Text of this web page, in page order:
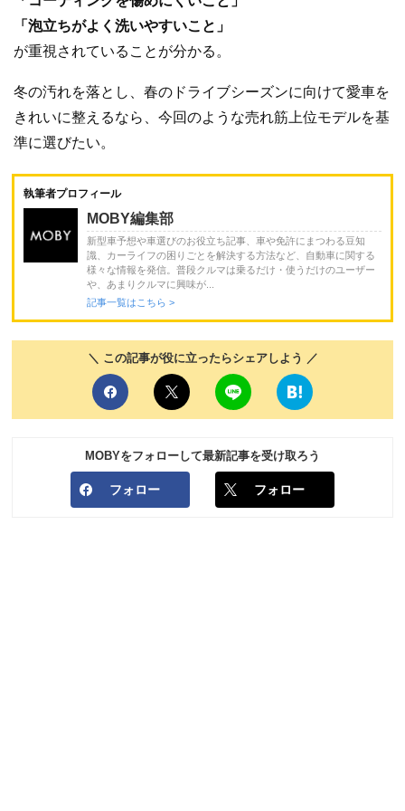
「泡立ちがよく洗いやすいこと」
が重視されていることが分かる。
冬の汚れを落とし、春のドライブシーズンに向けて愛車を
きれいに整えるなら、今回のような売れ筋上位モデルを基
準に選びたい。
執筆者プロフィール
MOBY編集部
新型車予想や車選びのお役立ち記事、車や免許にまつわる豆知
識、カーライフの困りごとを解決する方法など、自動車に関する
様々な情報を発信。普段クルマは乗るだけ・使うだけのユーザー
や、あまりクルマに興味が...
記事一覧はこちら >
＼ この記事が役に立ったらシェアしよう ／
MOBYをフォローして最新記事を受け取ろう
フォロー フォロー